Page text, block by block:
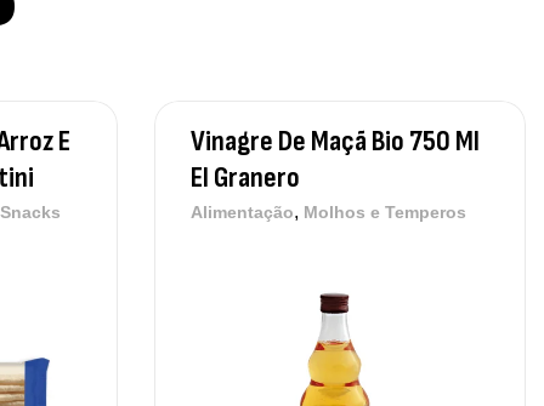
E
Vinagre De Maçã Bio 750 Ml
El Granero
Alimentação, Molhos e Temperos